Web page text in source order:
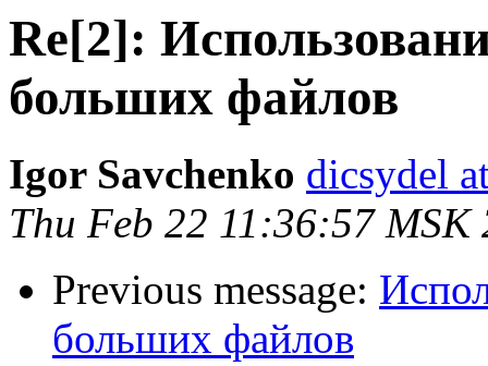
Re[2]:
больших файлов
Igor Savchenko dicsydel
Thu Feb 22 11:36:57 MSK
Previous message:
больших файлов